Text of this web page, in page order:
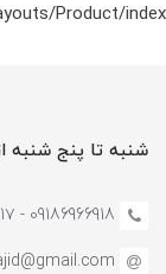
Product/index
شنبه تا پنج شنبه ازساعت 10 الی 22
09186966918 - 0935779491۷